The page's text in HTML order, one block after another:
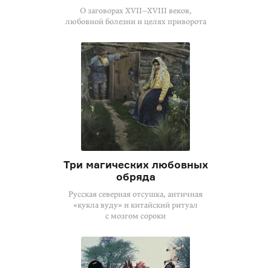
О заговорах XVII–XVIII веков,
любовной болезни и целях приворота
Три магических любовных
обряда
Русская северная отсушка, античная
«кукла вуду» и китайский ритуал
с мозгом сороки